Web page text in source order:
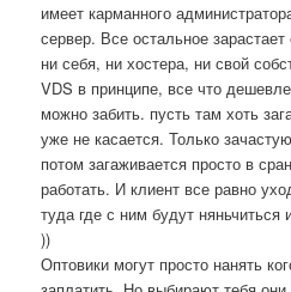
имеет карманного
сервер. Все остальное
ни себя, ни хостера, ни свой
VDS в принципе, все что
можно забить. пусть там хоть
уже не касается. Только
потом загаживается просто в
работать. И клиент все равно
туда где с ним будут
))
Оптовики могут просто нанять